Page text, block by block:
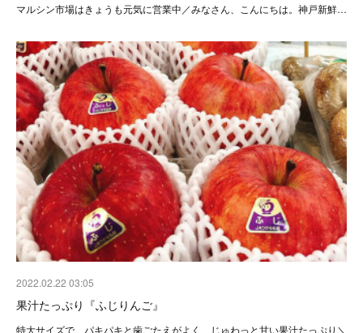
マルシン市場はきょうも元気に営業中／みなさん、こんにちは。神戸新鮮…
2022.02.22 03:05
果汁たっぷり『ふじりんご』
特大サイズで、パキパキと歯ごたえがよく、じゅわっと甘い果汁たっぷり＼